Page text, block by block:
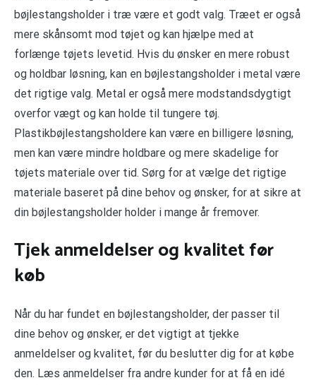
bøjlestangsholder i træ være et godt valg. Træet er også
mere skånsomt mod tøjet og kan hjælpe med at
forlænge tøjets levetid. Hvis du ønsker en mere robust
og holdbar løsning, kan en bøjlestangsholder i metal være
det rigtige valg. Metal er også mere modstandsdygtigt
overfor vægt og kan holde til tungere tøj.
Plastikbøjlestangsholdere kan være en billigere løsning,
men kan være mindre holdbare og mere skadelige for
tøjets materiale over tid. Sørg for at vælge det rigtige
materiale baseret på dine behov og ønsker, for at sikre at
din bøjlestangsholder holder i mange år fremover.
Tjek anmeldelser og kvalitet før
køb
Når du har fundet en bøjlestangsholder, der passer til
dine behov og ønsker, er det vigtigt at tjekke
anmeldelser og kvalitet, før du beslutter dig for at købe
den. Læs anmeldelser fra andre kunder for at få en idé